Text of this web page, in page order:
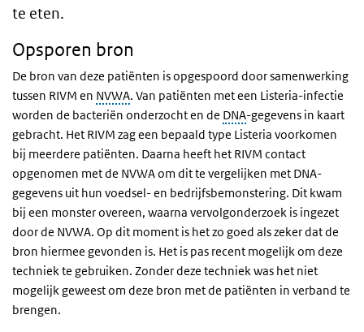
te eten.
Opsporen bron
De bron van deze patiënten is opgespoord door samenwerking
tussen RIVM en NVWA. Van patiënten met een Listeria-infectie
worden de bacteriën onderzocht en de DNA-gegevens in kaart
gebracht. Het RIVM zag een bepaald type Listeria voorkomen
bij meerdere patiënten. Daarna heeft het RIVM contact
opgenomen met de NVWA om dit te vergelijken met DNA-
gegevens uit hun voedsel- en bedrijfsbemonstering. Dit kwam
bij een monster overeen, waarna vervolgonderzoek is ingezet
door de NVWA. Op dit moment is het zo goed als zeker dat de
bron hiermee gevonden is. Het is pas recent mogelijk om deze
techniek te gebruiken. Zonder deze techniek was het niet
mogelijk geweest om deze bron met de patiënten in verband te
brengen.